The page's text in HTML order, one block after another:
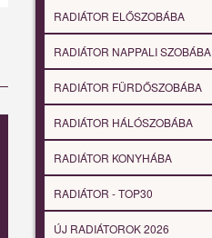
RADIÁTOR ELŐSZOBÁBA
RADIÁTOR NAPPALI SZOBÁBA
RADIÁTOR FÜRDŐSZOBÁBA
RADIÁTOR HÁLÓSZOBÁBA
RADIÁTOR KONYHÁBA
RADIÁTOR - TOP30
ÚJ RADIÁTOROK 2026